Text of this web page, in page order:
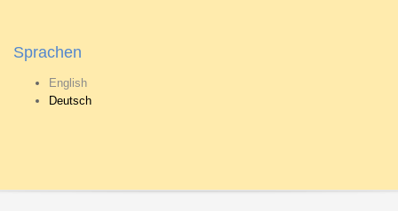
Sprachen
English
Deutsch